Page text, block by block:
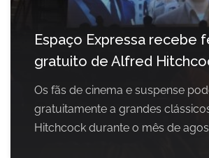
Espaço Expressa recebe
gratuito de Alfred
Os fãs de cinema e suspense
gratuitamente a grandes
Hitchcock durante o mês de